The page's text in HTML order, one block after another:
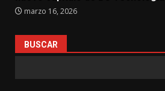
marzo 16, 2026
BUSCAR